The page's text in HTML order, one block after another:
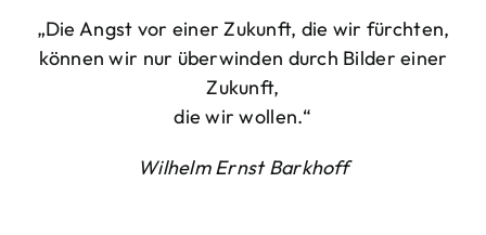
„Die Angst vor einer Zukunft, die wir fürchten,
können wir nur überwinden durch Bilder einer
Zukunft,
die wir wollen.“
Wilhelm Ernst Barkhoff